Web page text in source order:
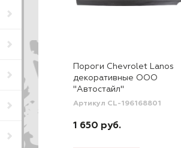
Пороги Chevrolet Lanos
декоративные ООО
"Автостайл"
Артикул CL-196168801
1 650 руб.